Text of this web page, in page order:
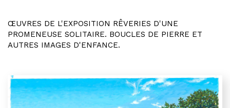
ŒUVRES DE L'EXPOSITION RÊVERIES D'UNE
PROMENEUSE SOLITAIRE. BOUCLES DE PIERRE ET
AUTRES IMAGES D'ENFANCE.